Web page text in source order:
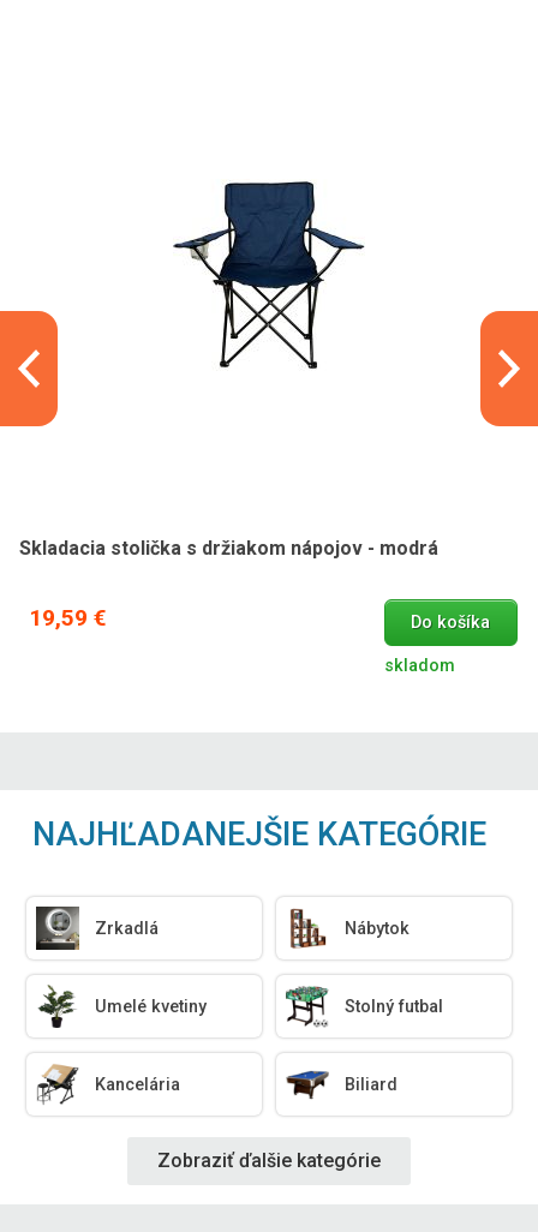
Skladacia stolička s držiakom nápojov - modrá
19,59 € Do košíka
skladom
NAJHĽADANEJŠIE KATEGÓRIE
Zrkadlá Nábytok
Umelé kvetiny Stolný futbal
Kancelária Biliard
Zobraziť ďalšie kategórie